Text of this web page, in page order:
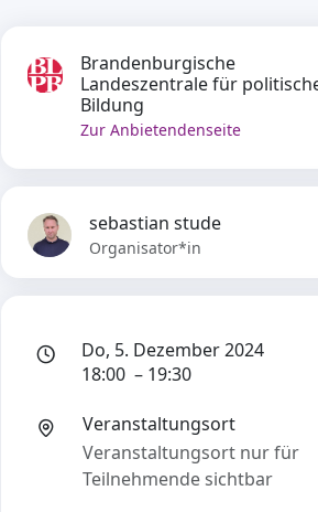
Brandenburgische
Landeszentrale für
Bildung
Zur Anbietendenseite
sebastian stude
Organisator*in
Do, 5. Dezember 2024
18:00 – 19:30
Veranstaltungsort
Veranstaltungsort nur für
Teilnehmende sichtbar